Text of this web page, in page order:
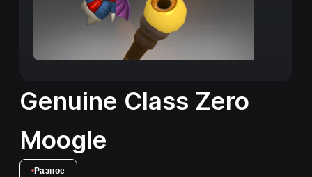
Genuine Class Zero
Moogle
Разное